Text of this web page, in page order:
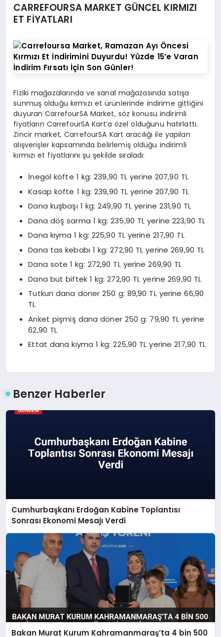
CARREFOURSA MARKET GÜNCEL KIRMIZI
ET FİYATLARI
Fiziki mağazalarında ve sanal mağazasında satışa
sunmuş olduğu kırmızı et ürünlerinde indirime gittiğini
duyuran CarrefourSA Market, söz konusu indirimli
fiyatların CarrefourSA Kart’a özel olduğunu hatırlattı.
Zincir market, CarrefourSA Kart aracılığı ile yapılan
alışverişler kapsamında belirlemiş olduğu indirimli
kırmızı et fiyatlarını şu şekilde sıraladı:
İnegöl köfte 1 kg: 239,90 TL yerine 207,90 TL
Kasap köfte 1 kg: 239,90 TL yerine 207,90 TL
Dana kuşbaşı 1 kg: 249,90 TL yerine 231,90 TL
Dana döş sarma 1 kg: 235,90 TL yerine 223,90 TL
Dana kıyma 1 kg: 225,90 TL yerine 217,90 TL
Dana tas kebabı 1 kg: 272,90 TL yerine 269,90 TL
Dana sote 1 kg: 272,90 TL yerine 269,90 TL
Dana but biftek 1 kg: 272,90 TL yerine 269,90 TL
Tutkun dana döner 250 g: 89,90 TL yerine 66,90
TL
Anket pişmiş dana döner 250 g: 79,90 TL yerine
62,90 TL
Ettat dana kıyma 1 kg: 225,90 TL yerine 217,90 TL
Benzer Haberler
Cumhurbaşkanı Erdoğan Kabine Toplantısı
Sonrası Ekonomi Mesajı Verdi
Bakan Murat Kurum Kahramanmaraş’ta 4 bin 500